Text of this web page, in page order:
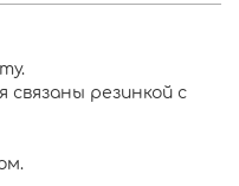
резинкой с